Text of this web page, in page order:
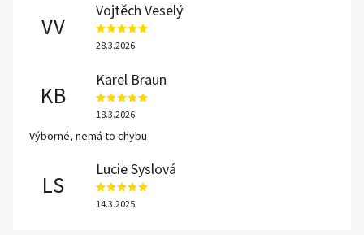
VV
Vojtěch Veselý
28.3.2026
KB
Karel Braun
18.3.2026
Výborné, nemá to chybu
LS
Lucie Syslová
14.3.2025